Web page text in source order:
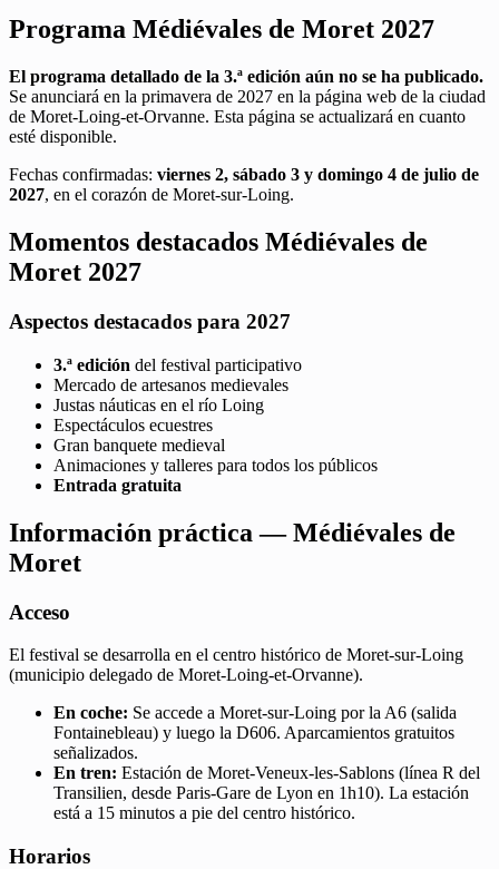
Programa Médiévales de Moret 2027
El programa detallado de la 3.ª edición aún no se ha publicado.
Se anunciará en la primavera de 2027 en la página web de la ciudad
de Moret-Loing-et-Orvanne. Esta página se actualizará en cuanto
esté disponible.
Fechas confirmadas: viernes 2, sábado 3 y domingo 4 de julio de
2027, en el corazón de Moret-sur-Loing.
Momentos destacados Médiévales de
Moret 2027
Aspectos destacados para 2027
3.ª edición del festival participativo
Mercado de artesanos medievales
Justas náuticas en el río Loing
Espectáculos ecuestres
Gran banquete medieval
Animaciones y talleres para todos los públicos
Entrada gratuita
Información práctica — Médiévales de
Moret
Acceso
El festival se desarrolla en el centro histórico de Moret-sur-Loing
(municipio delegado de Moret-Loing-et-Orvanne).
En coche: Se accede a Moret-sur-Loing por la A6 (salida
Fontainebleau) y luego la D606. Aparcamientos gratuitos
señalizados.
En tren: Estación de Moret-Veneux-les-Sablons (línea R del
Transilien, desde Paris-Gare de Lyon en 1h10). La estación
está a 15 minutos a pie del centro histórico.
Horarios